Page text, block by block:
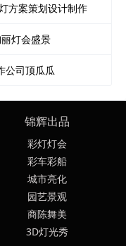
方案策划设计制作
灯会盛景
公司顶瓜瓜
锦辉出品
彩灯灯会
彩车彩船
城市亮化
园艺景观
商陈舞美
3D灯光秀